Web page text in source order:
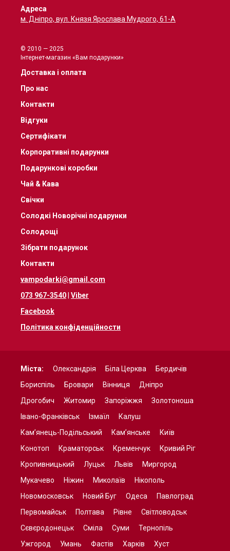
Адреса
м. Дніпро, вул. Князя Ярослава Мудрого, 61-А
© 2010 — 2025
Інтернет-магазин «Вам подарунки»
Доставка і оплата
Про нас
Контакти
Відгуки
Сертифікати
Корпоративні подарунки
Подарункові коробки
Чай & Кава
Свічки
Солодкі Новорічні подарунки
Солодощі
Зібрати подарунок
Контакти
vampodarki@gmail.com
073 967-3540 Viber
Facebook
Політика конфіденційности
Міста: Олександрія Біла Церква
Бердичів
Бориспіль
Бровари Вінниця
Дніпро
Дрогобич
Житомир Запоріжжя
Золотоноша
Івано-Франківськ
Ізмаїл
Калуш
Кам’янець-Подільський
Кам’янське
Київ
Конотоп
Краматорськ Кременчук
Кривий Ріг
Кропивницький
Луцьк Львів
Миргород
Мукачево
Ніжин Миколаїв
Нікополь
Новомосковськ
Новий Буг Одеса
Павлоград
Первомайськ
Полтава Рівне
Світловодськ
Сєвєродонецьк
Сміла Суми
Тернопіль
Ужгород
Умань Фастів Харків Хуст